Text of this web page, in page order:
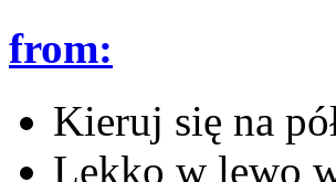
from:
Kieruj się na
Lekko w lewo